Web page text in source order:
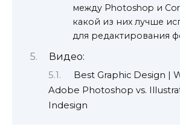
между Photoshop и
какой из них лучше
для редактирования
Видео:
Best Graphic Design |
Adobe Photoshop vs.
Indesign